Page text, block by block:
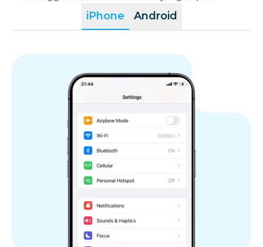
iPhone Android